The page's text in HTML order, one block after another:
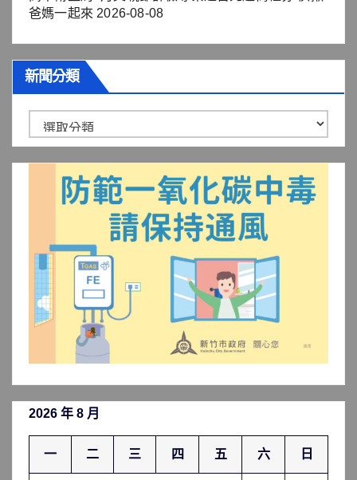
爸媽一起來 2026-08-08
新聞分類
聞
2026 年 8 月
一 二 三 四 五 六 日